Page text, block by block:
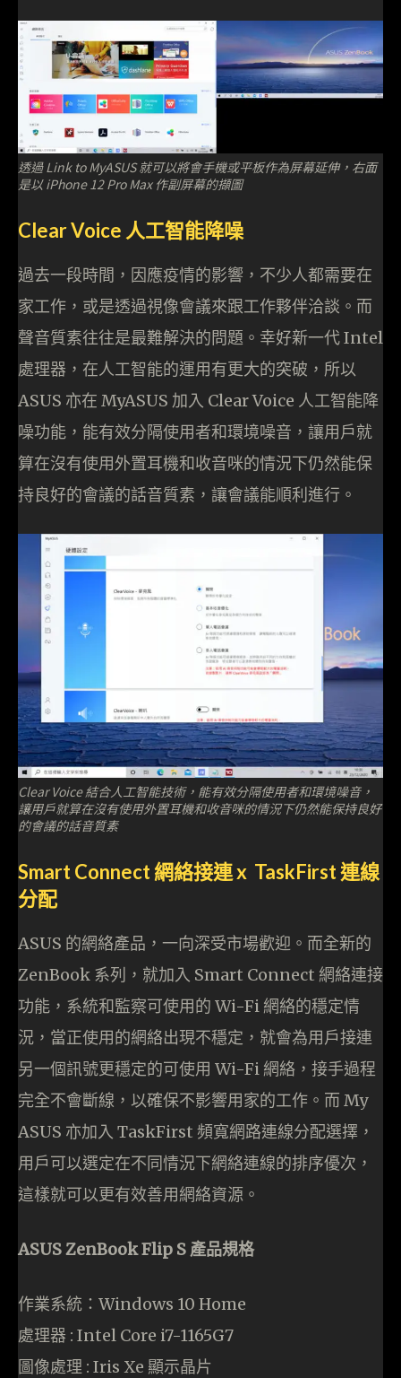
透過 Link to MyASUS 就可以將會手機或平板作為屏幕延伸，右面
是以 iPhone 12 Pro Max 作副屏幕的擷圖
Clear Voice 人工智能降噪
過去一段時間，因應疫情的影響，不少人都需要在
家工作，或是透過視像會議來跟工作夥伴洽談。而
聲音質素往往是最難解決的問題。幸好新一代 Intel
處理器，在人工智能的運用有更大的突破，所以
ASUS 亦在 MyASUS 加入 Clear Voice 人工智能降
噪功能，能有效分隔使用者和環境噪音，讓用戶就
算在沒有使用外置耳機和收音咪的情況下仍然能保
持良好的會議的話音質素，讓會議能順利進行。
Clear Voice 結合人工智能技術，能有效分隔使用者和環境噪音，
讓用戶就算在沒有使用外置耳機和收音咪的情況下仍然能保持良好
的會議的話音質素
Smart Connect 網絡接連 x TaskFirst 連線
分配
ASUS 的網絡產品，一向深受市場歡迎。而全新的
ZenBook 系列，就加入 Smart Connect 網絡連接
功能，系統和監察可使用的 Wi-Fi 網絡的穩定情
況，當正使用的網絡出現不穩定，就會為用戶接連
另一個訊號更穩定的可使用 Wi-Fi 網絡，接手過程
完全不會斷線，以確保不影響用家的工作。而 My
ASUS 亦加入 TaskFirst 頻寬網路連線分配選擇，
用戶可以選定在不同情況下網絡連線的排序優次，
這樣就可以更有效善用網絡資源。
ASUS ZenBook Flip S 產品規格
作業系統：Windows 10 Home
處理器 : Intel Core i7-1165G7
圖像處理 : Iris Xe 顯示晶片